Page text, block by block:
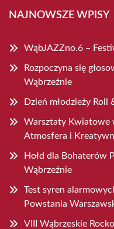
NAJNOWSZE WPISY
WąbJAZZno.6 –
Rozpoczyna się
Wąbrzeźnie
Dzień młodzieży
Warsztaty Kwiatowe
Atmosfera i
Hołd dla Bohaterów
Wąbrzeźnie
Test syren
Powstania
VIII Wąbrzeskie